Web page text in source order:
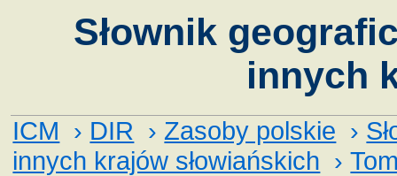
Słownik
innych
ICM › DIR › Zasoby polskie ›
innych krajów słowiańskich ›